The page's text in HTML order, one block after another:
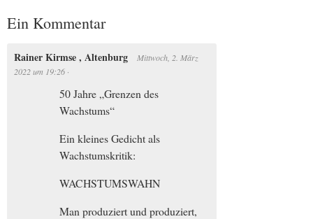
Ein Kommentar
Rainer Kirmse , Altenburg
Mittwoch, 2. März
2022um 19:26 ·
50 Jahre „Grenzen des
Wachstums“
Ein kleines Gedicht als
Wachstumskritik:
WACHSTUMSWAHN
Man produziert und produziert,